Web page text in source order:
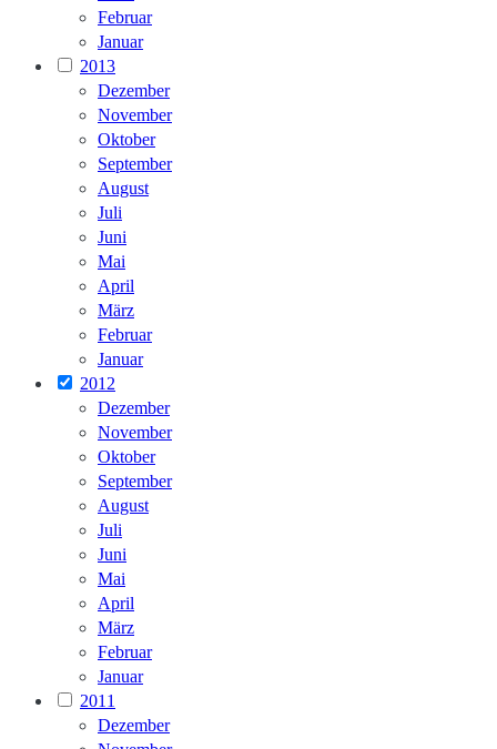
Februar
Januar
2013
Dezember
November
Oktober
September
August
Juli
Juni
Mai
April
März
Februar
Januar
2012
Dezember
November
Oktober
September
August
Juli
Juni
Mai
April
März
Februar
Januar
2011
Dezember